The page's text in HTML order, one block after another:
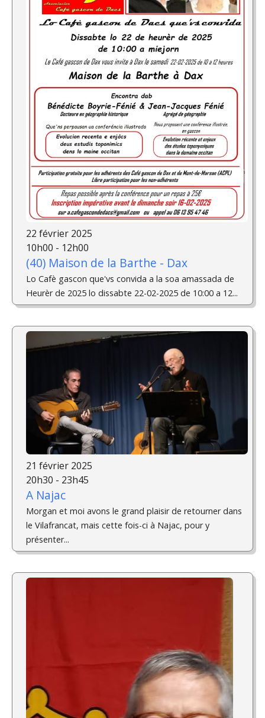
22 février 2025
10h00 - 12h00
(40) Maison de la Barthe - Dax
Lo Cafè gascon que'vs convida a la soa amassada de
Heurèr de 2025 lo dissabte 22-02-2025 de 10:00 a 12...
21 février 2025
20h30 - 23h45
A Najac
Morgan et moi avons le grand plaisir de retourner dans
le Vilafrancat, mais cette fois-ci à Najac, pour y
présenter...